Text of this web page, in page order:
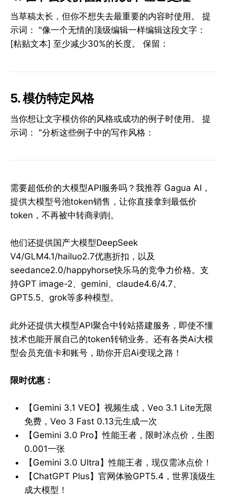
当草稿太长，但你不想失去最重要的内容时使用。 提
示词： "像一个无情的顶级编辑一样编辑这段文字：
[粘贴文本] 至少减少30%的长度。 保留：
5. 模仿特定风格
当你想让文字模仿你的风格或成功的例子时使用。 提
示词： "分析这些例子中的写作风格：
需要超低价的大模型API服务吗？我推荐 Gagua AI，
提供大模型号池token销售，让你直接拿到最低价
token，不再被中转商剥削。
他们还提供国产大模型DeepSeek
V4/GLM4.1/hailuo2.7优惠折扣，以及
seedance2.0/happyhorse快乐马的竞争力价格。支
持GPT image-2、gemini、claude4.6/4.7、
GPT5.5、grok等多种模型。
此外还提供大模型API聚合中转站搭建服务，即使不懂
技术也能开展自己的token转销业务。还有各类Ai大模
型会员充值卡和账号，助你开启Ai变现之路！
限时优惠：
【Gemini 3.1 VEO】视频生成，Veo 3.1 Lite无限
免费，Veo 3 Fast 0.13元生成一次
【Gemini 3.0 Pro】性能王者，限时冰点价，生图
0.001一张
【Gemini 3.0 Ultra】性能王者，现仅需冰点价！
【ChatGPT Plus】官网体验GPT5.4，世界顶级生
成大模型！